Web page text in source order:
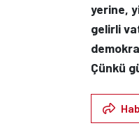
yerine,
gelirli
Çünkü